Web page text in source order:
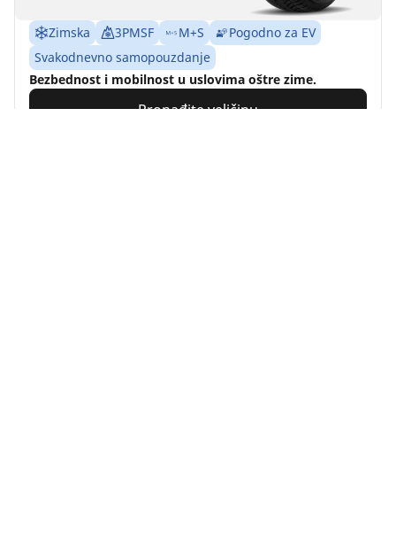
Zimska 3PMSF M+S
Pogodno za EV
Svakodnevno samopouzdanje
Bezbednost i mobilnost u uslovima oštre zime.
Pronađite veličinu